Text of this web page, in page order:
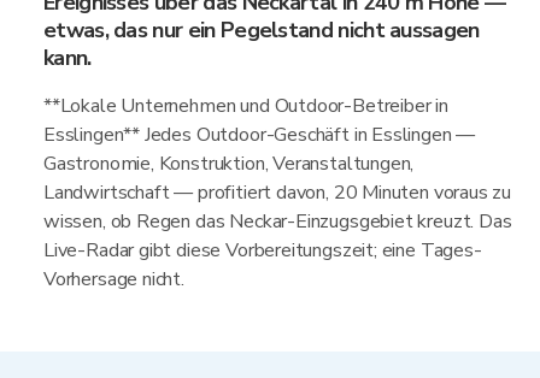
etwas, das nur ein Pegelstand nicht aussagen
kann.
**Lokale Unternehmen und Outdoor-Betreiber in
Esslingen** Jedes Outdoor-Geschäft in Esslingen —
Gastronomie, Konstruktion, Veranstaltungen,
Landwirtschaft — profitiert davon, 20 Minuten voraus zu
wissen, ob Regen das Neckar-Einzugsgebiet kreuzt. Das
Live-Radar gibt diese Vorbereitungszeit; eine Tages-
Vorhersage nicht.